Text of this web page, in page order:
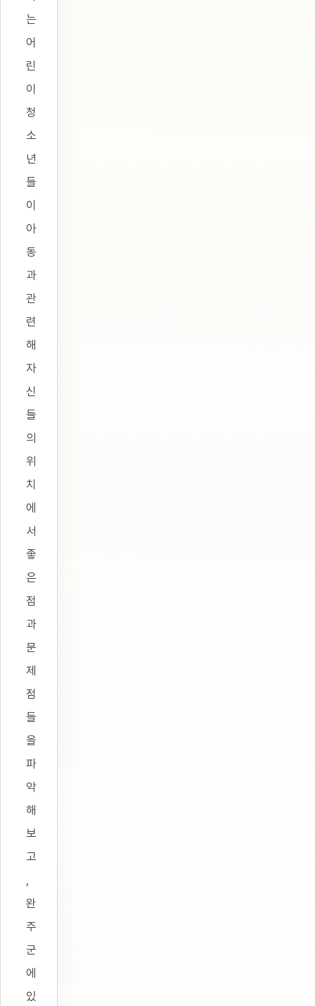
는
어
린
이
청
소
년
들
이
아
동
과
관
련
해
자
신
들
의
위
치
에
서
좋
은
점
과
문
제
점
들
을
파
악
해
보
고
완
주
군
에
있